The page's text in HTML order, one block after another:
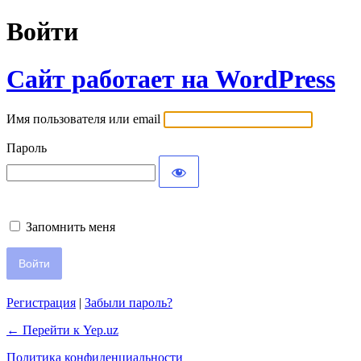
Войти
Сайт работает на WordPress
Имя пользователя или email
Пароль
Запомнить меня
Регистрация | Забыли пароль?
← Перейти к Yep.uz
Политика конфиденциальности